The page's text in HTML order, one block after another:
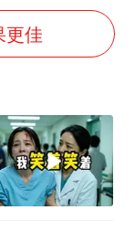
日本试射“战斧”导弹，国防部回应
》歌王
山NPC成功
更佳